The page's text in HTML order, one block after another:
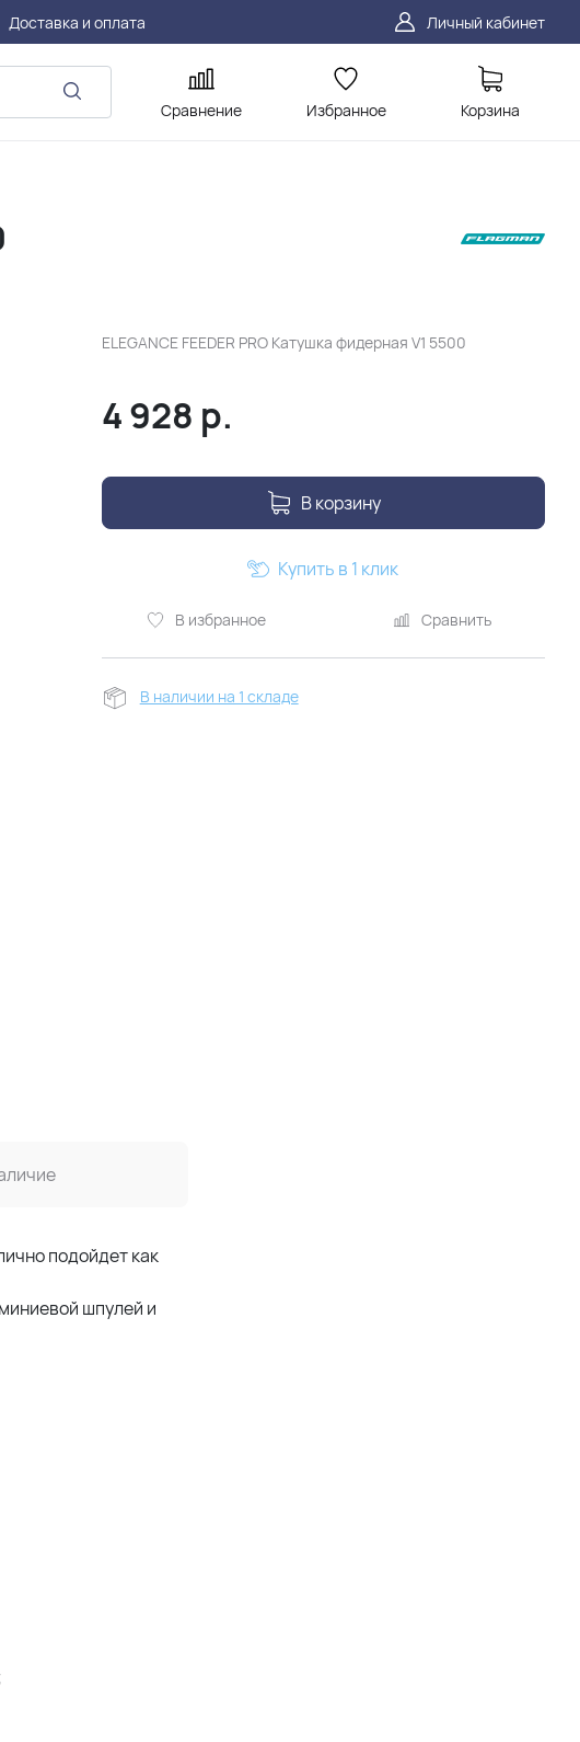
Доставка и оплата Личный кабинет
Сравнение Избранное Корзина
ELEGANCE FEEDER PRO Катушка фидерная V1 5500
4 928 р.
В корзину
В избранное Сравнить
Купить в 1 клик
В наличии на 1 складе
подойдет как
шпулей и